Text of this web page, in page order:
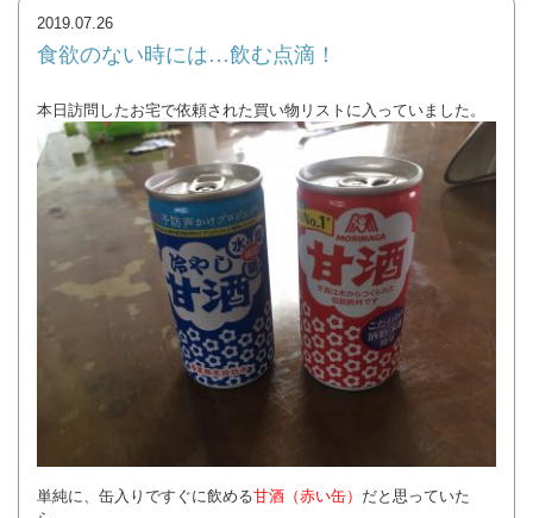
2019.07.26
食欲のない時には…飲む点滴！
本日訪問したお宅で依頼された買い物リストに入っていました。
単純に、缶入りですぐに飲める甘酒（赤い缶） だと思っていた